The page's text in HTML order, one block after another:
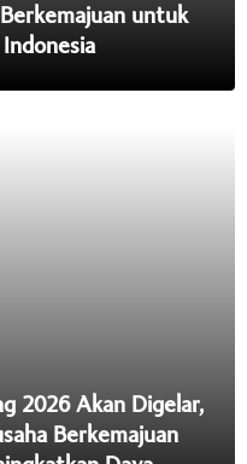
untuk
2026 Akan Digelar,
Berkemajuan